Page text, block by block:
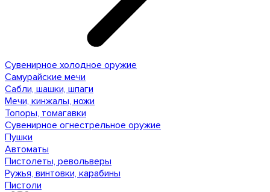
Сувенирное холодное оружие
Самурайские мечи
Сабли, шашки, шпаги
Мечи, кинжалы, ножи
Топоры, томагавки
Сувенирное огнестрельное оружие
Пушки
Автоматы
Пистолеты, револьверы
Ружья, винтовки, карабины
Пистоли